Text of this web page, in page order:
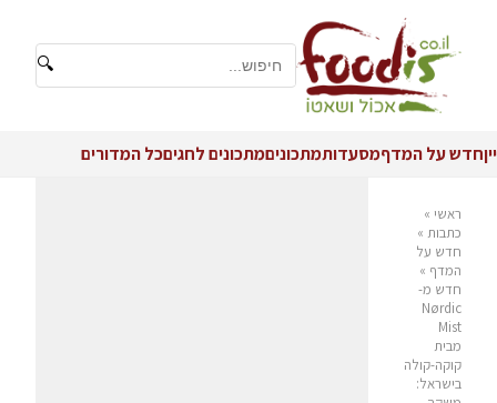
🔍
ייןחדש על המדףמסעדותמתכוניםמתכונים לחגיםכל המדורים
ראשי »
כתבות »
חדש על
המדף »
חדש מ-
Nørdic
Mist
מבית
קוקה-קולה
בישראל: